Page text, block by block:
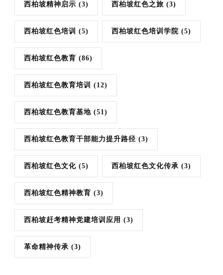
西柏坡精神启示 (3) 西柏坡红色之旅 (3)
西柏坡红色培训 (5) 西柏坡红色培训学院 (5)
西柏坡红色教育 (86)
西柏坡红色教育培训 (12)
西柏坡红色教育基地 (51)
西柏坡红色教育干部能力提升路径 (3)
西柏坡红色文化 (5) 西柏坡红色文化传承 (3)
西柏坡红色精神教育 (3)
西柏坡赶考精神党建培训应用 (3)
革命精神传承 (3)